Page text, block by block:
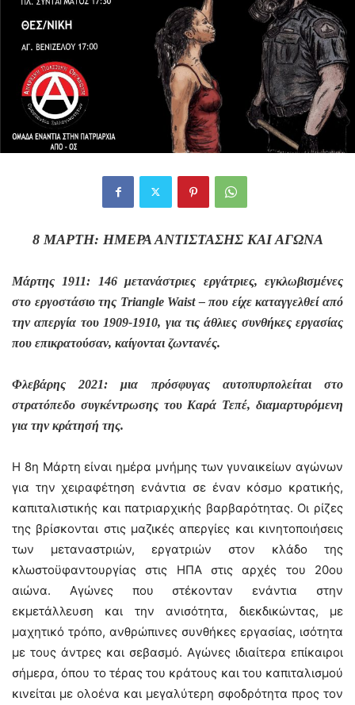
8 ΜΑΡΤΗ: ΗΜΕΡΑ ΑΝΤΙΣΤΑΣΗΣ ΚΑΙ ΑΓΩΝΑ
Μάρτης 1911: 146 μετανάστριες εργάτριες, εγκλωβισμένες
στο εργοστάσιο της Triangle Waist – που είχε καταγγελθεί από
την απεργία του 1909-1910, για τις άθλιες συνθήκες εργασίας
που επικρατούσαν, καίγονται ζωντανές.
Φλεβάρης 2021: μια πρόσφυγας αυτοπυρπολείται στο
στρατόπεδο συγκέντρωσης του Καρά Τεπέ, διαμαρτυρόμενη
για την κράτησή της.
Η 8η Μάρτη είναι ημέρα μνήμης των γυναικείων αγώνων
για την χειραφέτηση ενάντια σε έναν κόσμο κρατικής,
καπιταλιστικής και πατριαρχικής βαρβαρότητας. Οι ρίζες
της βρίσκονται στις μαζικές απεργίες και κινητοποιήσεις
των μεταναστριών, εργατριών στον κλάδο της
κλωστοϋφαντουργίας στις ΗΠΑ στις αρχές του 20ου
αιώνα. Αγώνες που στέκονταν ενάντια στην
εκμετάλλευση και την ανισότητα, διεκδικώντας, με
μαχητικό τρόπο, ανθρώπινες συνθήκες εργασίας, ισότητα
με τους άντρες και σεβασμό. Αγώνες ιδιαίτερα επίκαιροι
σήμερα, όπου το τέρας του κράτους και του καπιταλισμού
κινείται με ολοένα και μεγαλύτερη σφοδρότητα προς τον